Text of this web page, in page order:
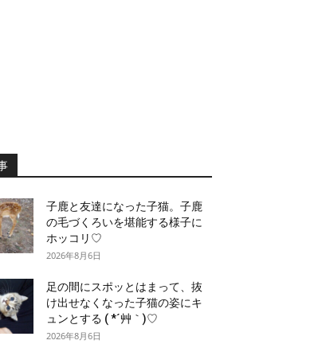
子鹿と友達になった子猫。子鹿
の毛づくろいを堪能する様子に
ホッコリ♡
2026年8月6日
足の間にスポッとはまって、抜
け出せなくなった子猫の姿にキ
ュンとする ( *´艸｀)♡
2026年8月6日